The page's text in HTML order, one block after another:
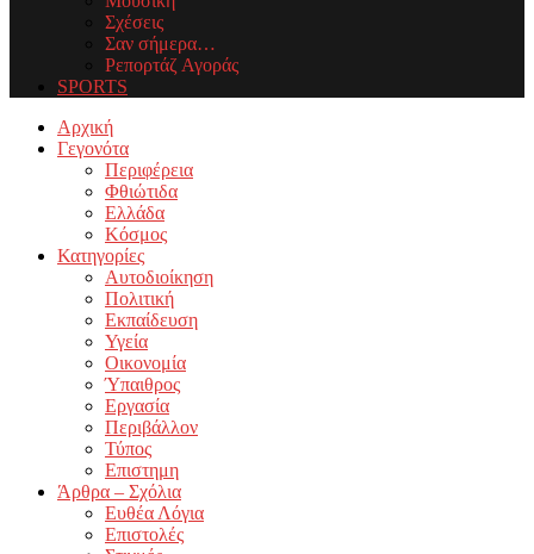
Σχέσεις
Σαν σήμερα…
Ρεπορτάζ Αγοράς
SPORTS
Facebook
Twitter
Instagram
Youtube
Email
Αρχική
Γεγονότα
Περιφέρεια
Φθιώτιδα
Ελλάδα
Κόσμος
Κατηγορίες
Αυτοδιοίκηση
Πολιτική
Εκπαίδευση
Υγεία
Οικονομία
Ύπαιθρος
Εργασία
Περιβάλλον
Τύπος
Επιστημη
Άρθρα – Σχόλια
Ευθέα Λόγια
Επιστολές